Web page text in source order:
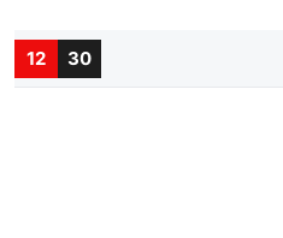
12 30